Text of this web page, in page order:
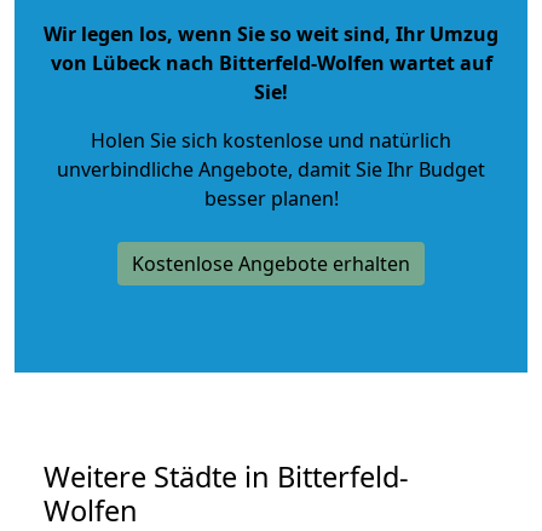
Wir legen los, wenn Sie so weit sind, Ihr Umzug
von Lübeck nach Bitterfeld-Wolfen wartet auf
Sie!
Holen Sie sich kostenlose und natürlich
unverbindliche Angebote, damit Sie Ihr Budget
besser planen!
Kostenlose Angebote erhalten
Weitere Städte in Bitterfeld-
Wolfen